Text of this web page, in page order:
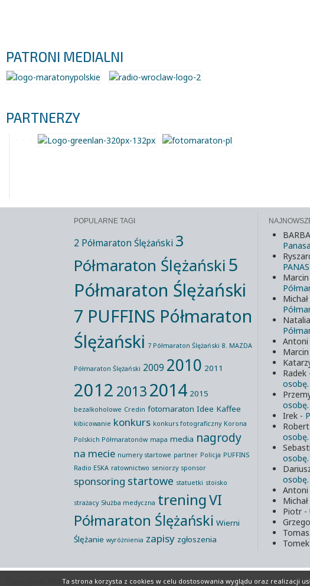
PATRONI MEDIALNI
PARTNERZY
POPULARNE TAGI
2 Półmaraton Ślężański 3
Półmaraton Ślężański 5
Półmaraton Ślężański
7 PUFFINS Półmaraton
Ślężański 7 Półmaraton Ślężański 8. MAZDA
Półmaraton Ślężański 2009 2010 2011
2012 20132014 2015
bezalkoholowe Credin fotomaraton Idee Kaffee
kibicowanie konkurs konkurs fotograficzny Korona
Polskich Półmaratonów mapa media nagrody
na mecie numery startowe partner Policja PUFFINS
Radio ESKA ratownictwo seniorzy sponsor
sponsoring startowe statuetki stoisko
strażacy Służba medyczna treningVI
Półmaraton Ślężański Wierni
Ślężanie wyróżnienia zapisy zgłoszenia
Panasa
Marcin
Michał
Natalia
Antoni
Marcin
Radek
osobę.
osobę.
Irek -
Robert
osobę.
osobę.
osobę.
Antoni
Michał
Piotr -
Tomek
Copyright © 2011-2026 All rights reservedPółmaraton Ślężański Polityka Plików Cookies
Ta strona korzysta z cookies w celu dostosowania wyglądu oraz realizacji